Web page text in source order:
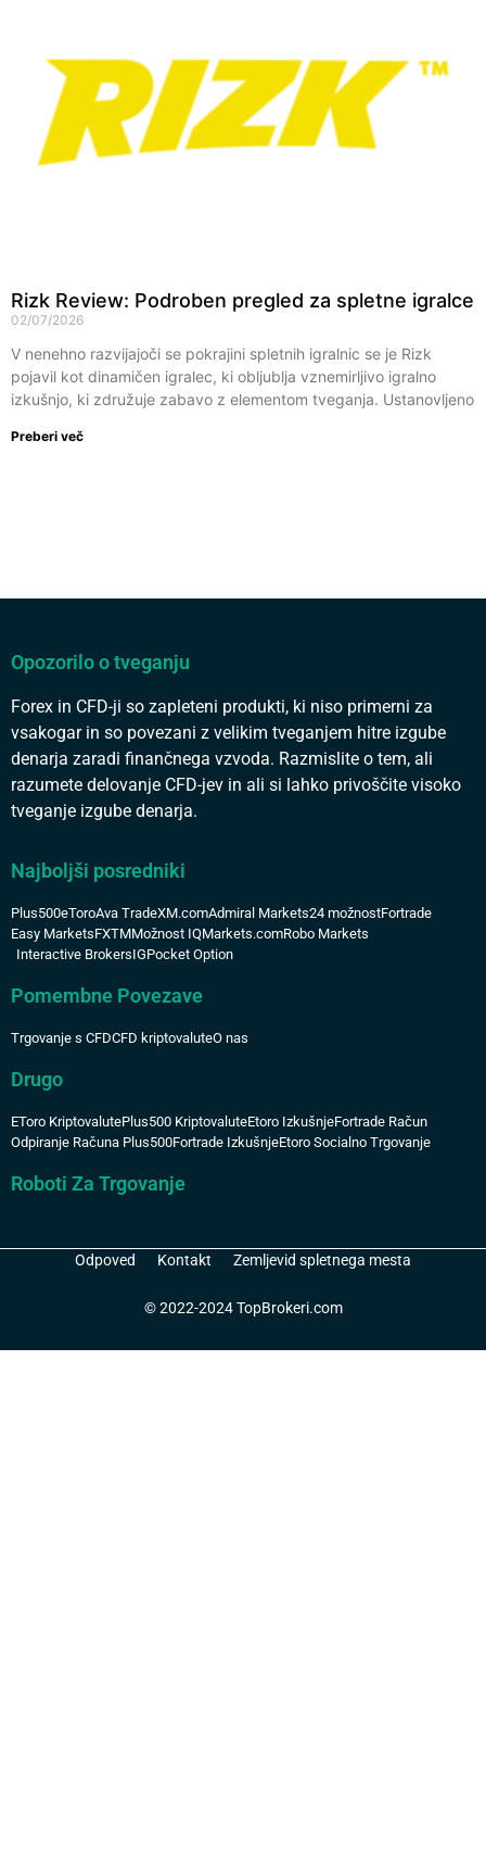
Rizk Review: Podroben pregled za spletne igralce
02/07/2026
V nenehno razvijajoči se pokrajini spletnih igralnic se je Rizk
pojavil kot dinamičen igralec, ki obljublja vznemirljivo igralno
izkušnjo, ki združuje zabavo z elementom tveganja. Ustanovljeno
Preberi več
Opozorilo o tveganju
Forex in CFD-ji so zapleteni produkti, ki niso primerni za
vsakogar in so povezani z velikim tveganjem hitre izgube
denarja zaradi finančnega vzvoda. Razmislite o tem, ali
razumete delovanje CFD-jev in ali si lahko privoščite visoko
tveganje izgube denarja.
Najboljši posredniki
Plus500eToroAva TradeXM.comAdmiral Markets24 možnostFortrade
Easy MarketsFXTMMožnost IQMarkets.comRobo Markets
Interactive BrokersIGPocket Option
Pomembne Povezave
Trgovanje s CFDCFD kriptovaluteO nas
Drugo
EToro KriptovalutePlus500 KriptovaluteEtoro IzkušnjeFortrade Račun
Odpiranje Računa Plus500Fortrade IzkušnjeEtoro Socialno Trgovanje
Roboti Za Trgovanje
Odpoved Kontakt Zemljevid spletnega mesta
© 2022-2024 TopBrokeri.com